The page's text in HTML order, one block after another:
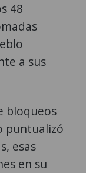
a sus
esas
en su
en general
que las